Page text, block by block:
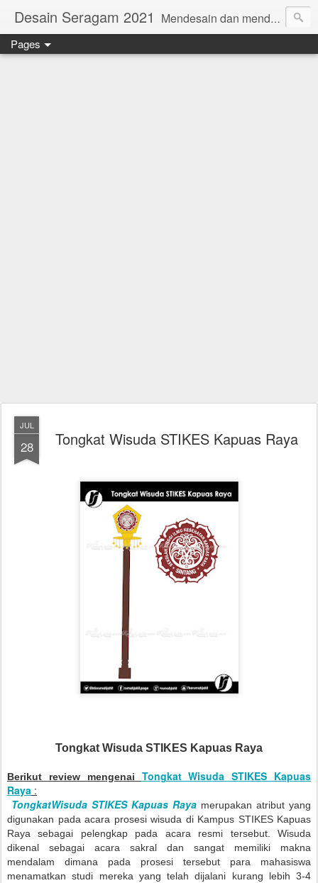
Desain Seragam 2021 Mendesain dan mendesain ulang SERAGAM KERJA 2018 www.rumahjahit.com
Pages
JUL
28 Tongkat Wisuda STIKES Kapuas Raya
Tongkat Wisuda STIKES Kapuas Raya
Berikut review mengenai Tongkat Wisuda STIKES Kapuas
Raya :
TongkatWisuda STIKES Kapuas Raya merupakan atribut yang
digunakan pada acara prosesi wisuda di Kampus STIKES Kapuas
Raya sebagai pelengkap pada acara resmi tersebut. Wisuda
dikenal sebagai acara sakral dan sangat memiliki makna
mendalam dimana pada prosesi tersebut para mahasiswa
menamatkan studi mereka yang telah dijalani kurang lebih 3-4